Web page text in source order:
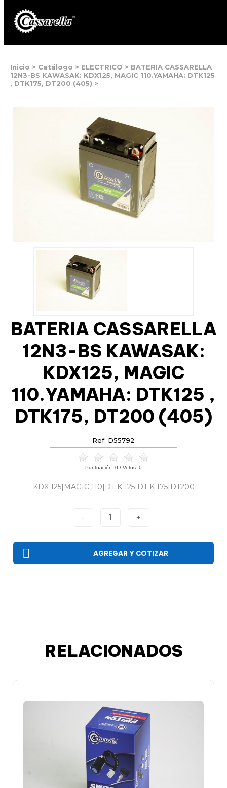
Inicio > Catálogo > ELECTRICO > BATERIA CASSARELLA
12N3-BS KAWASAK: KDX125, MAGIC 110.YAMAHA: DTK125
, DTK175, DT200 (405) >
BATERIA CASSARELLA
12N3-BS KAWASAK:
KDX125, MAGIC
110.YAMAHA: DTK125 ,
DTK175, DT200 (405)
Ref: D55792
Puntuación: 0 / Votos: 0
KDX 125|MAGIC 110|DT K 125|DT K 175|DT200
- 1 +
AGREGAR Y COTIZAR
RELACIONADOS